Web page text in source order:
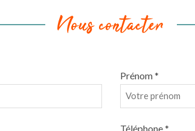
Nous contacter
Prénom *
Téléphone *